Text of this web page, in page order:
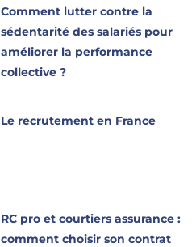
Comment lutter contre la
sédentarité des salariés pour
améliorer la performance
collective ?
Le recrutement en France
RC pro et courtiers assurance :
comment choisir son contrat